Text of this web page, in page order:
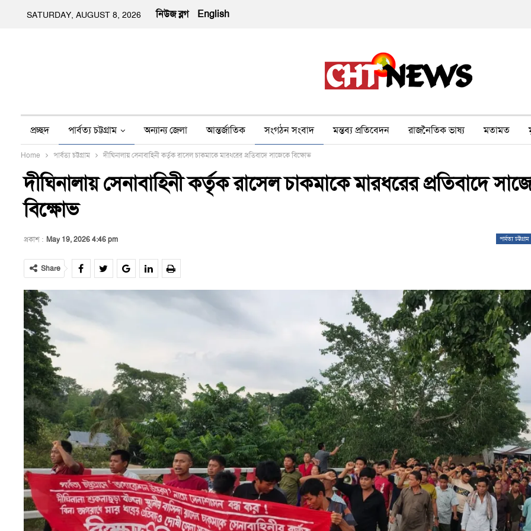
SATURDAY, AUGUST 8, 2026 নিউজ ব্লগ English
প্রচ্ছদ পার্বত্য চট্টগ্রাম অন্যান্য জেলা আন্তর্জাতিক সংগঠন সংবাদ মন্তব্য প্রতিবেদন রাজনৈতিক ভাষ্য মতামত
অন্য মিডিয়া ইতিহাস জীবন-যাপন তথ্য প্রযুক্তি নারীর ওপর সহিংসতা
Home পার্বত্য চট্টগ্রাম দীঘিনালায় সেনাবাহিনী কর্তৃক রাসেল চাকমাকে মারধরের প্রতিবাদে সাজেকে বিক্ষোভ
দীঘিনালায় সেনাবাহিনী কর্তৃক রাসেল চাকমাকে মারধরের প্রতিবাদে
বিক্ষোভ
পার্বত্য চট্টগ্রাম
প্রকাশ : May 19, 2026 4:46 pm
Share